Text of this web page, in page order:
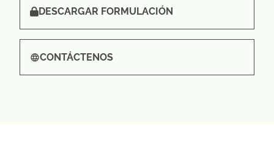
DESCARGAR FORMULACIÓN
CONTÁCTENOS